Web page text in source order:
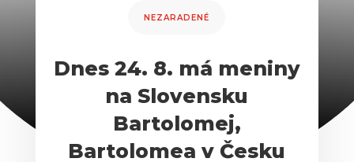
NEZARADENÉ
Dnes 24. 8. má meniny
na Slovensku
Bartolomej,
Bartolomea v Česku